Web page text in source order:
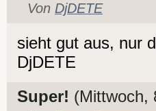
Von DjDETE
sieht gut aus, nur
DjDETE
Super! (Mittwoch,